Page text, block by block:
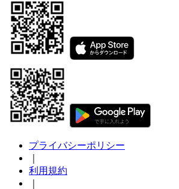
プライバシーポリシー
利用規約